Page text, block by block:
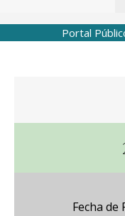
Portal
Fecha de